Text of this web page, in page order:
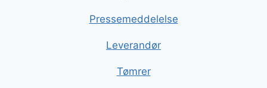
Pressemeddelelse
Leverandør
Tømrer